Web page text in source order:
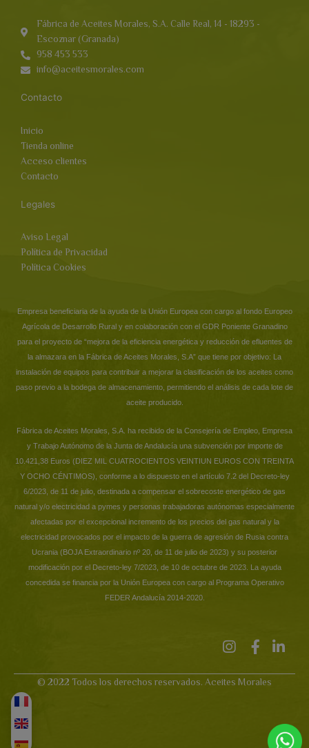
Fábrica de Aceites Morales, S.A. Calle Real, 14 - 18293 -
Escoznar (Granada)
958 453 533
info@aceitesmorales.com
Contacto
Inicio
Tienda online
Acceso clientes
Contacto
Legales
Aviso Legal
Política de Privacidad
Política Cookies
Empresa beneficiaria de la ayuda de la Unión Europea con cargo al fondo Europeo
Agrícola de Desarrollo Rural y en colaboración con el GDR Poniente Granadino
para el proyecto de “mejora de la eficiencia energética y reducción de efluentes de
la almazara en la Fábrica de Aceites Morales, S.A” que tiene por objetivo: La
instalación de equipos para contribuir a mejorar la clasificación de los aceites como
paso previo a la bodega de almacenamiento, permitiendo el análisis de cada lote de
aceite producido.
Fábrica de Aceites Morales, S.A. ha recibido de la Consejería de Empleo, Empresa
y Trabajo Autónomo de la Junta de Andalucía una subvención por importe de
10.421,38 Euros (DIEZ MIL CUATROCIENTOS VEINTIUN EUROS CON TREINTA
Y OCHO CÉNTIMOS), conforme a lo dispuesto en el artículo 7.2 del Decreto-ley
6/2023, de 11 de julio, destinada a compensar el sobrecoste energético de gas
natural y/o electricidad a pymes y personas trabajadoras autónomas especialmente
afectadas por el excepcional incremento de los precios del gas natural y la
electricidad provocados por el impacto de la guerra de agresión de Rusia contra
Ucrania (BOJA Extraordinario nº 20, de 11 de julio de 2023) y su posterior
modificación por el Decreto-ley 7/2023, de 10 de octubre de 2023. La ayuda
concedida se financia por la Unión Europea con cargo al Programa Operativo
FEDER Andalucía 2014-2020.
© 2022 Todos los derechos reservados. Aceites Morales